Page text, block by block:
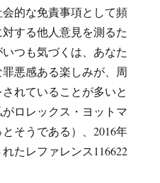
的な免責事項として頻
する他人意見を測るた
つも気づくは、あなた
悪感ある楽しみが、周
れていることが多いと
ロレックス・ヨットマ
そうである）、2016年
たレファレンス116622